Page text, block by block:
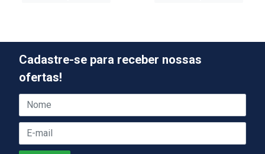
Cadastre-se para receber nossas
ofertas!